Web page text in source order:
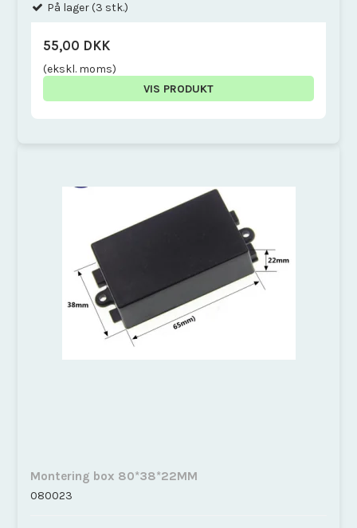
På lager (3 stk.)
55,00 DKK
(ekskl. moms)
VIS PRODUKT
Montering box 80*38*22MM
080023